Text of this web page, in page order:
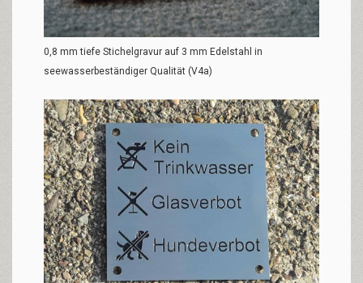
0,8 mm tiefe Stichelgravur auf 3 mm Edelstahl in
seewasserbeständiger Qualität (V4a)